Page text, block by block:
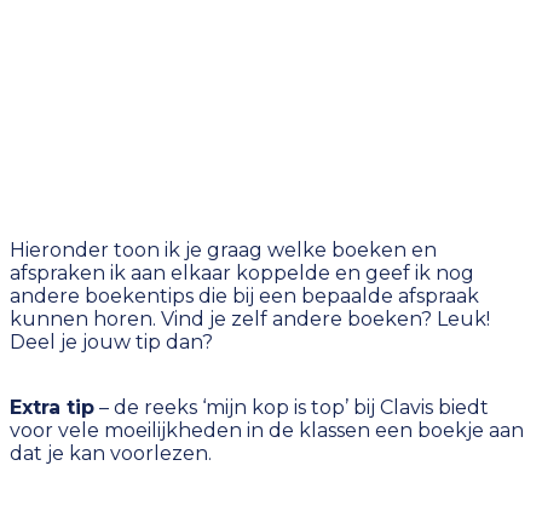
Hieronder toon ik je graag welke boeken en
afspraken ik aan elkaar koppelde en geef ik nog
andere boekentips die bij een bepaalde afspraak
kunnen horen. Vind je zelf andere boeken? Leuk!
Deel je jouw tip dan?
Extra tip – de reeks ‘mijn kop is top’ bij Clavis biedt
voor vele moeilijkheden in de klassen een boekje aan
dat je kan voorlezen.